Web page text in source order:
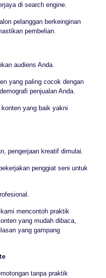
di search engine.
pelanggan berkeinginan
pembelian.
audiens Anda.
yang paling cocok dengan
penjualan Anda.
yang baik yakni
pengerjaan kreatif dimulai.
penggiat seni untuk
mencontoh praktik
yang mudah dibaca,
yang gampang
tanpa praktik